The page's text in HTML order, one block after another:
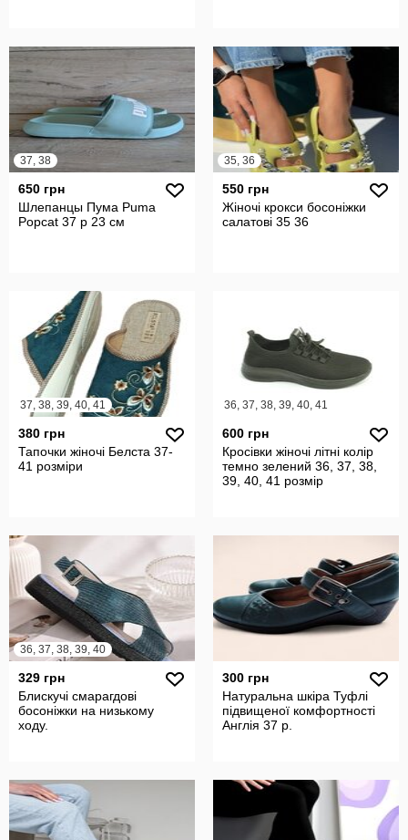
37, 38
650 грн
Шлепанцы Пума Puma
Popcat 37 р 23 см
35, 36
550 грн
Жіночі крокси босоніжки
салатові 35 36
37, 38, 39, 40, 41
380 грн
Тапочки жіночі Белста 37-
41 розміри
36, 37, 38, 39, 40, 41
600 грн
Кросівки жіночі літні колір
темно зелений 36, 37, 38,
39, 40, 41 розмір
36, 37, 38, 39, 40
329 грн
Блискучі смарагдові
босоніжки на низькому
ходу.
300 грн
Натуральна шкіра Туфлі
підвищеної комфортності
Англія 37 р.